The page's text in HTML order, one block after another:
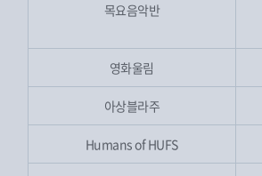
목요음악반
영화울림
아상블라주
Humans of HUFS